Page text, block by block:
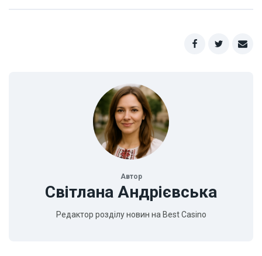
Автор
Світлана Андрієвська
Редактор розділу новин на Best Casino